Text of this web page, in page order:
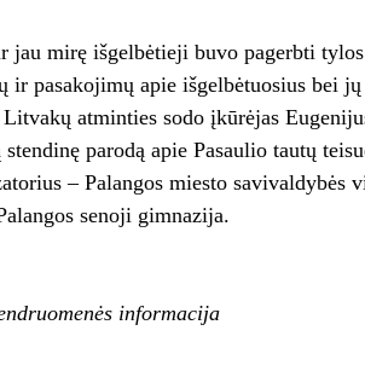
jau mirę išgelbėtieji buvo pagerbti
ir pasakojimų apie išgelbėtuosius bei
atminties sodo įkūrėjas
stendinę parodą apie Pasaulio tautų
– Palangos miesto
senoji gimnazija.
informacija